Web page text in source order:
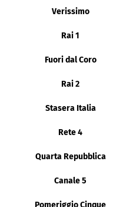
Verissimo
Rai 1
Fuori dal Coro
Rai 2
Stasera Italia
Rete 4
Quarta Repubblica
Canale 5
Pomeriggio Cinque